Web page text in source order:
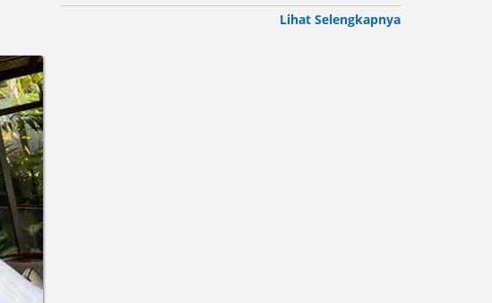
Lihat Selengkapnya